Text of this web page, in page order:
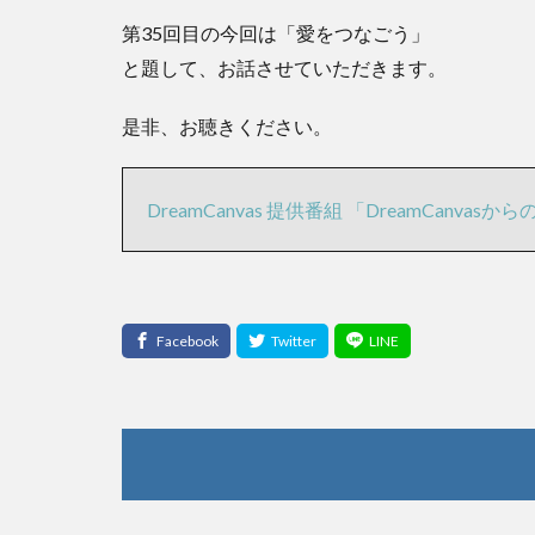
第35回目の今回は「愛をつなごう」
と題して、お話させていただきます。
是非、お聴きください。
DreamCanvas 提供番組 「DreamCanvasから